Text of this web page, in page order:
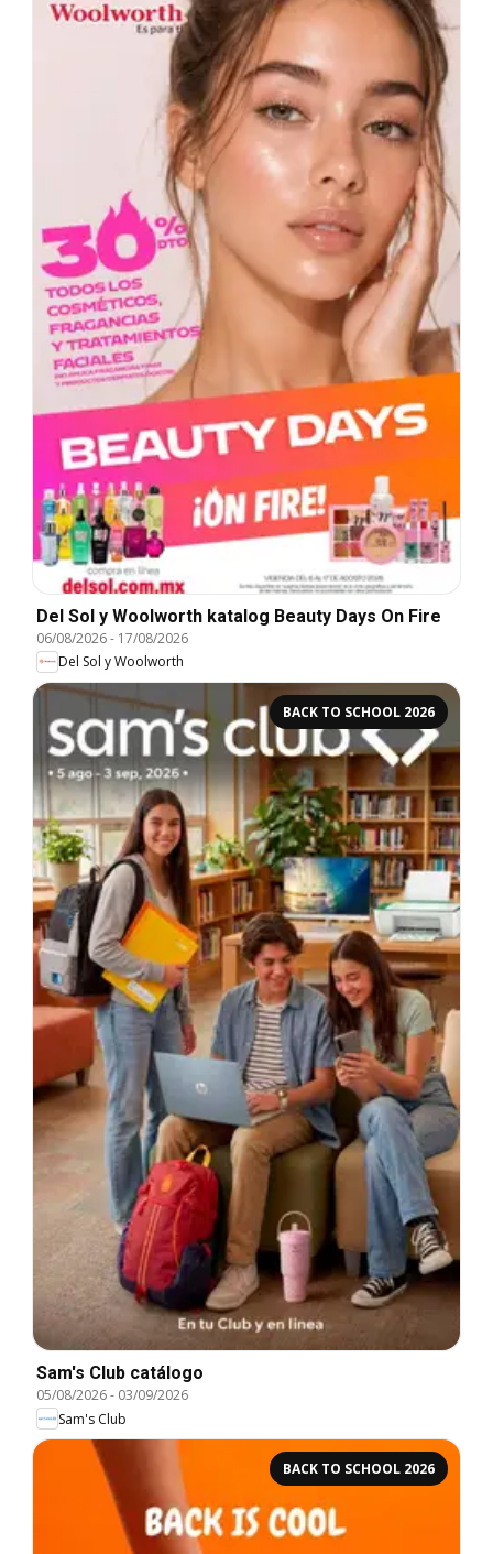
Del Sol y Woolworth katalog Beauty Days On Fire
06/08/2026- 17/08/2026
Del Sol y Woolworth
BACK TO SCHOOL 2026
Sam's Club catálogo
05/08/2026- 03/09/2026
Sam's Club
BACK TO SCHOOL 2026